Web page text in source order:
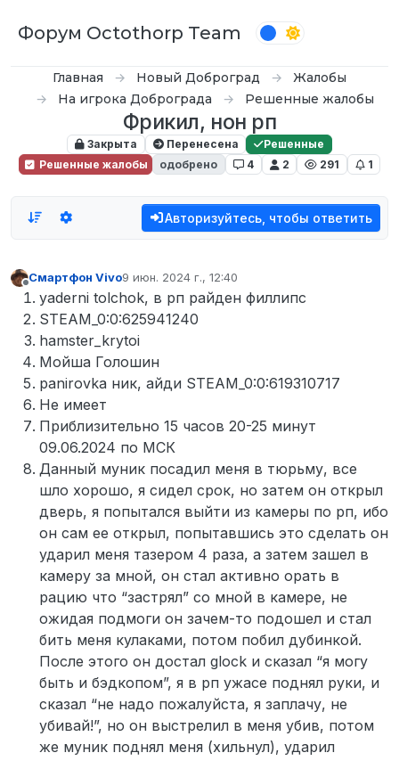
Форум Octothorp Team
Главная Новый Доброград
Жалобы
На игрока Доброграда
Решенные жалобы
Фрикил, нон рп
Закрыта Перенесена
Решенные
Решенные жалобы
одобрено 4 2 291 1
Авторизуйтесь, чтобы ответить
Не в сети
Смартфон Vivo9 июн. 2024 г., 12:40
отредактировано
yaderni tolchok, в рп райден филлипс
STEAM_0:0:625941240
hamster_krytoi
Мойша Голошин
panirovka ник, айди STEAM_0:0:619310717
Не имеет
Приблизительно 15 часов 20-25 минут
09.06.2024 по МСК
Данный муник посадил меня в тюрьму, все
шло хорошо, я сидел срок, но затем он открыл
дверь, я попытался выйти из камеры по рп, ибо
он сам ее открыл, попытавшись это сделать он
ударил меня тазером 4 раза, а затем зашел в
камеру за мной, он стал активно орать в
рацию что “застрял” со мной в камере, не
ожидая подмоги он зачем-то подошел и стал
бить меня кулаками, потом побил дубинкой.
После этого он достал glock и сказал “я могу
быть и бэдкопом”, я в рп ужасе поднял руки, и
сказал “не надо пожалуйста, я заплачу, не
убивай!”, но он выстрелил в меня убив, потом
же муник поднял меня (хильнул), ударил